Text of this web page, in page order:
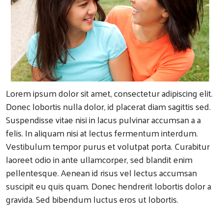
Lorem ipsum dolor sit amet, consectetur adipiscing elit.
Donec lobortis nulla dolor, id placerat diam sagittis sed.
Suspendisse vitae nisi in lacus pulvinar accumsan a a
felis. In aliquam nisi at lectus fermentum interdum.
Vestibulum tempor purus et volutpat porta. Curabitur
laoreet odio in ante ullamcorper, sed blandit enim
pellentesque. Aenean id risus vel lectus accumsan
suscipit eu quis quam. Donec hendrerit lobortis dolor a
gravida. Sed bibendum luctus eros ut lobortis.